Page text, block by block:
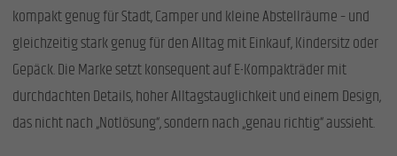
kompakt genug für Stadt, Camper und kleine Abstellräume – und
gleichzeitig stark genug für den Alltag mit Einkauf, Kindersitz oder
Gepäck. Die Marke setzt konsequent auf E-Kompakträder mit
durchdachten Details, hoher Alltagstauglichkeit und einem Design,
das nicht nach „Notlösung“, sondern nach „genau richtig“ aussieht.